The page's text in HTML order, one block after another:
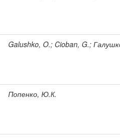
Galushko, O.; Cioban, G.;
Попенко, Ю.К.